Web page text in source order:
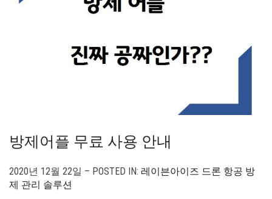
방제어플 무료 사용 안내
2020년 12월 22일 – POSTED IN: 레이븐아이즈 드론 항공 방
제 관리 솔루션